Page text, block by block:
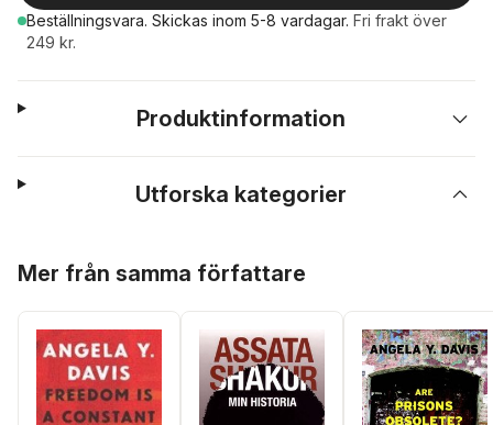
Beställningsvara. Skickas inom 5-8 vardagar. Fri frakt över
249 kr.
Produktinformation
Utforska kategorier
Mer från samma författare